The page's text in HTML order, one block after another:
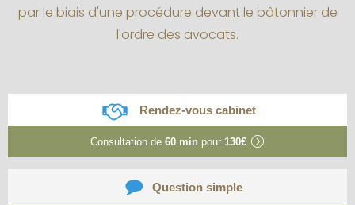
par le biais d'une procédure devant le bâtonnier de
l'ordre des avocats.
Rendez-vous cabinet
Consultation de 60 min pour 130€
Question simple